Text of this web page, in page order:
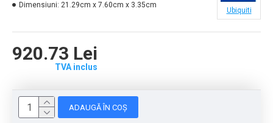
920.73 Lei
TVA inclus
Dimensiuni: 21.29cm x 7.60cm x 3.35cm
Ubiquiti
ADAUGĂ ÎN COȘ